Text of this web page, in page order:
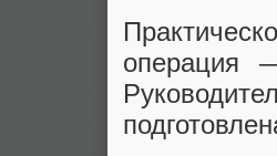
операция